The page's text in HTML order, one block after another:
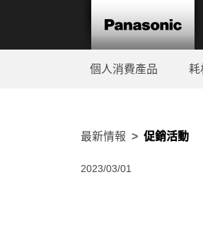
個人消費產品 耗
最新情報 促銷活動
2023/03/01